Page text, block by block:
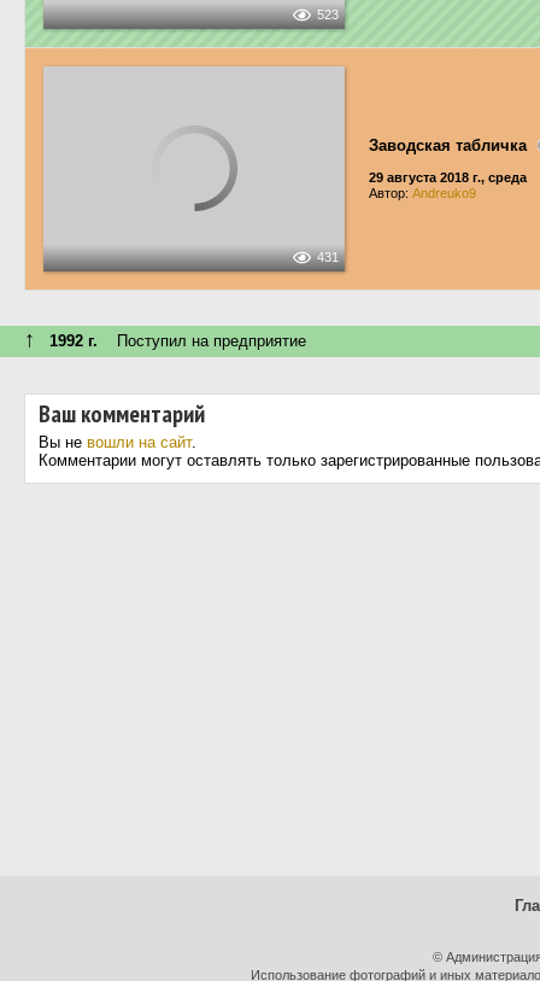
523
431
Заводская табличка
29 августа 2018 г., среда
Автор: Andreuko9
↑ 1992 г. Поступил на предприятие
Ваш комментарий
Вы не вошли на сайт.
Комментарии могут оставлять только зарегистрированные
©
Использование фотографий и иных